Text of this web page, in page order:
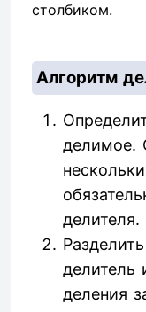
столбиком.
Алгоритм
делимое.
делителя.
делитель
деления